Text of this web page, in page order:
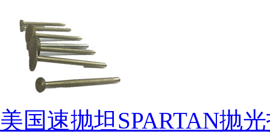
美国速抛坦SPARTAN抛